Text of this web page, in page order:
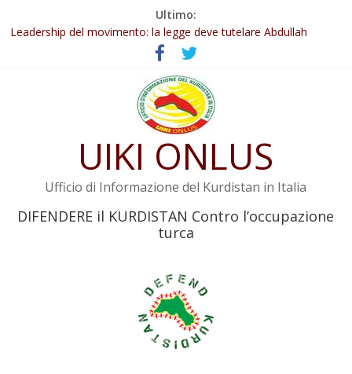
Ultimo:
Abdullah Öcalan: Le legge negativa deve essere trasformata in
legge positiva
Leadership del movimento: la legge deve tutelare Abdullah
Öcalan e l’intero movimento
Commissione donne del KNK: Şengal è di nuovo sotto minaccia
Non tenere conto della situazione di Rêber Apo ostacolerebbe
Il KNK chiede un’azione internazionale contro i crimini di guerra
UIKI ONLUS
Ufficio di Informazione del Kurdistan in Italia
DIFENDERE il KURDISTAN Contro l’occupazione
turca